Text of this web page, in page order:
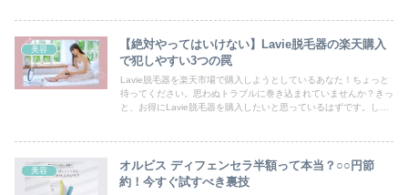
美容
【絶対やってはいけない】Lavie脱毛器の楽天購入
で犯しやすい3つの罠
Lavie脱毛器を楽天市場で購入しようとしているあなた！ちょっと
待ってください。思わぬトラブルに巻き込まれていませんか？きっ
と、お得にLavie脱毛器を購入したいと思っているはずです。しか
つの罠について詳しく解説します。
美容
オルビス ディフェンセラ半額って本当？○○円節
約！今すぐ試すべき裏技